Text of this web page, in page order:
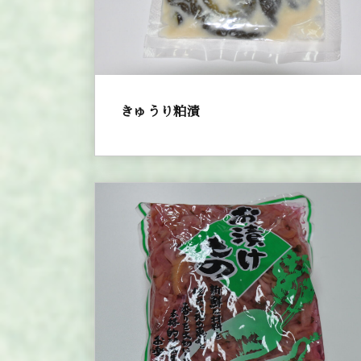
きゅうり粕漬